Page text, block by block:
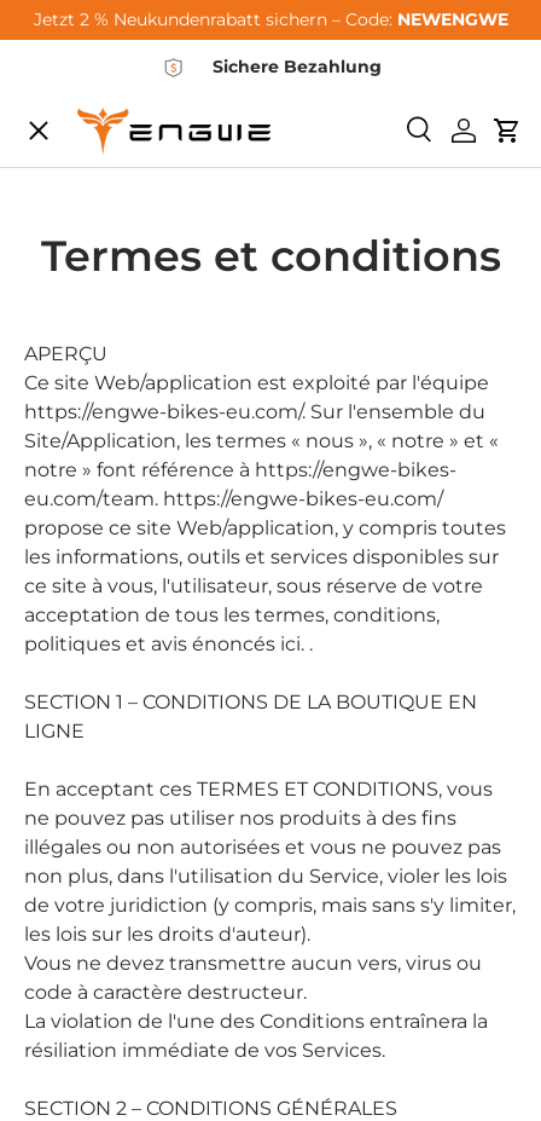
Passer au contenu
Jetzt 2 % Neukundenrabatt sichern – Code: NEWENGWE
Sichere Bezahlung
Recherche
Se
Menu
City-Sale
E-Bikes
Zubehör
Community
Termes et conditions
APERÇU
Ce site Web/application est exploité par l'équipe
https://engwe-bikes-eu.com/. Sur l'ensemble du
Site/Application, les termes « nous », « notre » et «
notre » font référence à https://engwe-bikes-
eu.com/team. https://engwe-bikes-eu.com/
propose ce site Web/application, y compris toutes
les informations, outils et services disponibles sur
ce site à vous, l'utilisateur, sous réserve de votre
acceptation de tous les termes, conditions,
politiques et avis énoncés ici. .
SECTION 1 – CONDITIONS DE LA BOUTIQUE EN
LIGNE
En acceptant ces TERMES ET CONDITIONS, vous
ne pouvez pas utiliser nos produits à des fins
illégales ou non autorisées et vous ne pouvez pas
non plus, dans l'utilisation du Service, violer les lois
de votre juridiction (y compris, mais sans s'y limiter,
les lois sur les droits d'auteur).
Vous ne devez transmettre aucun vers, virus ou
code à caractère destructeur.
La violation de l'une des Conditions entraînera la
résiliation immédiate de vos Services.
SECTION 2 – CONDITIONS GÉNÉRALES